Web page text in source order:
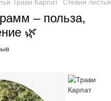
Трави Карпат Стевия
– польза,
🌿